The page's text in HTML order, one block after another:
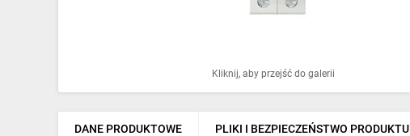
Ogrzewanie
Elektronarzędzia i mierniki
Kliknij, aby przejść do galerii
DANE PRODUKTOWE PLIKI I BEZPIECZEŃSTWO PRODUKTU